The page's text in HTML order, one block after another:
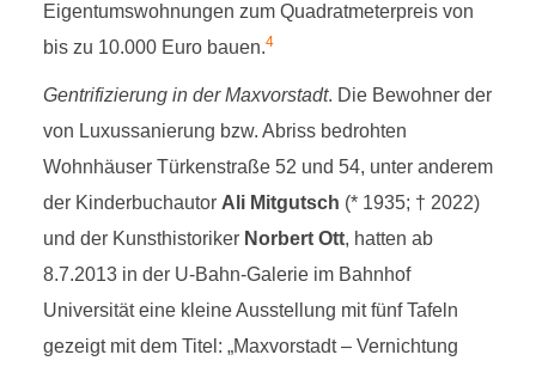
Eigentumswohnungen zum Quadratmeterpreis von
bis zu 10.000 Euro bauen.4
Gentrifizierung in der Maxvorstadt. Die Bewohner der
von Luxussanierung bzw. Abriss bedrohten
Wohnhäuser Türkenstraße 52 und 54, unter anderem
der Kinderbuchautor Ali Mitgutsch (* 1935; † 2022)
und der Kunsthistoriker Norbert Ott, hatten ab
8.7.2013 in der U-Bahn-Galerie im Bahnhof
Universität eine kleine Ausstellung mit fünf Tafeln
gezeigt mit dem Titel: „Maxvorstadt – Vernichtung